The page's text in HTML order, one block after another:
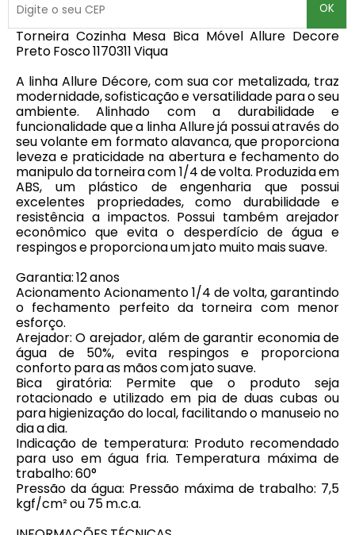
OK
Torneira Cozinha Mesa Bica Móvel Allure Decore
Preto Fosco 1170311 Viqua
A linha Allure Décore, com sua cor metalizada, traz
modernidade, sofisticação e versatilidade para o seu
ambiente. Alinhado com a durabilidade e
funcionalidade que a linha Allure já possui através do
seu volante em formato alavanca, que proporciona
leveza e praticidade na abertura e fechamento do
manipulo da torneira com 1/4 de volta. Produzida em
ABS, um plástico de engenharia que possui
excelentes propriedades, como durabilidade e
resistência a impactos. Possui também arejador
econômico que evita o desperdício de água e
respingos e proporciona um jato muito mais suave.
Garantia: 12 anos
Acionamento Acionamento 1/4 de volta, garantindo
o fechamento perfeito da torneira com menor
esforço.
Arejador: O arejador, além de garantir economia de
água de 50%, evita respingos e proporciona
conforto para as mãos com jato suave.
Bica giratória: Permite que o produto seja
rotacionado e utilizado em pia de duas cubas ou
para higienização do local, facilitando o manuseio no
dia a dia.
Indicação de temperatura: Produto recomendado
para uso em água fria. Temperatura máxima de
trabalho: 60°
Pressão da água: Pressão máxima de trabalho: 7,5
kgf/cm² ou 75 m.c.a.